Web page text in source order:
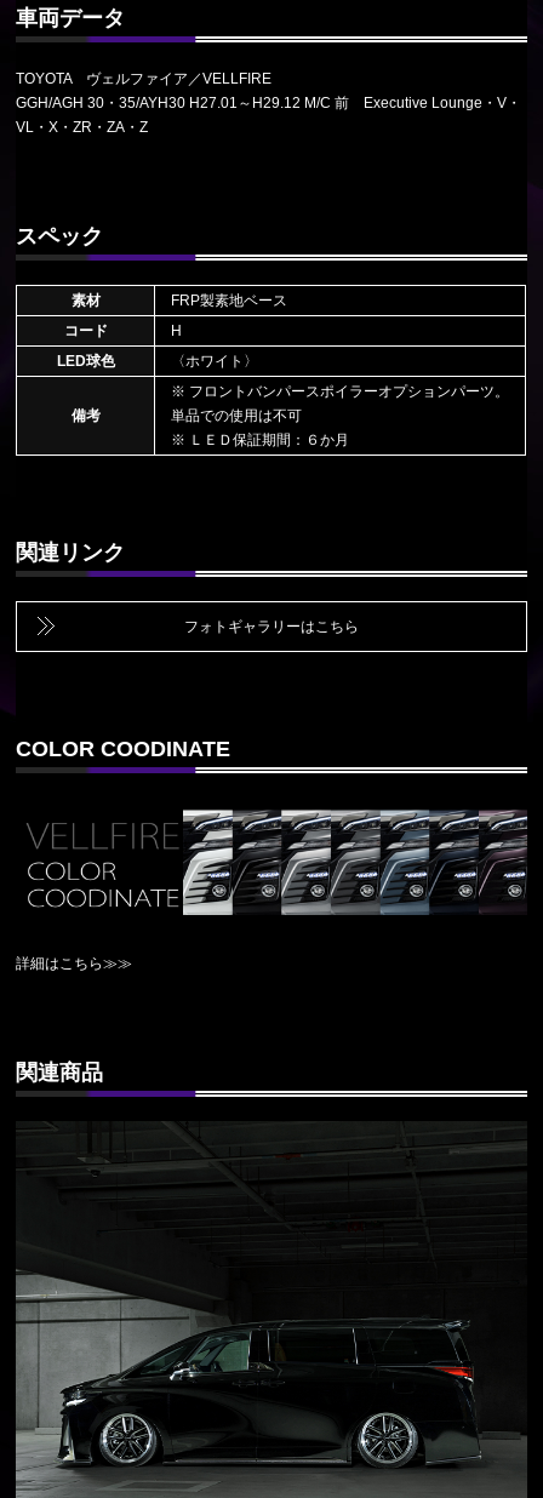
車両データ
TOYOTA ヴェルファイア／VELLFIRE
GGH/AGH 30・35/AYH30 H27.01～H29.12 M/C 前 Executive Lounge・V・
VL・X・ZR・ZA・Z
スペック
素材
FRP製素地ベース
コード
H
LED球色
〈ホワイト〉
備考
※ フロントバンパースポイラーオプションパーツ。
単品での使用は不可
※ ＬＥＤ保証期間：６か月
関連リンク
フォトギャラリーはこちら
COLOR COODINATE
詳細はこちら≫≫
関連商品